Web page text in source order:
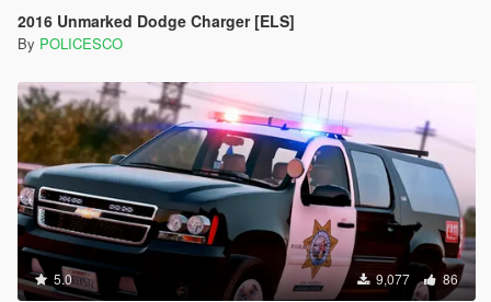
2016 Unmarked Dodge Charger [ELS]
By POLICESCO
5.0 9,077 86